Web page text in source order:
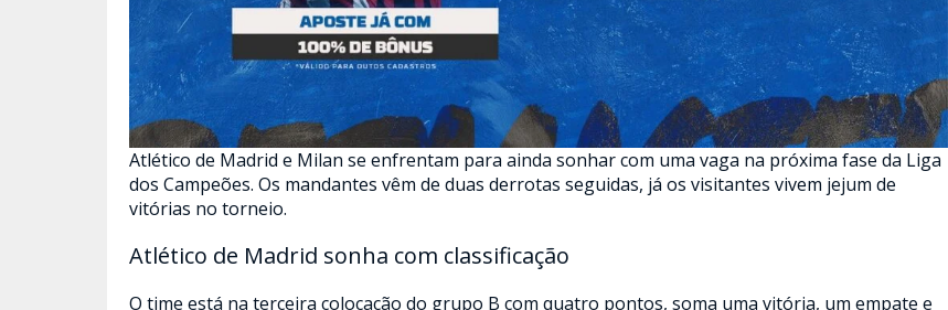
Atlético de Madrid e Milan se enfrentam para ainda sonhar com uma vaga na próxima fase da Liga
dos Campeões. Os mandantes vêm de duas derrotas seguidas, já os visitantes vivem jejum de
vitórias no torneio.
Atlético de Madrid sonha com classificação
O time está na terceira colocação do grupo B com quatro pontos, soma uma vitória, um empate e